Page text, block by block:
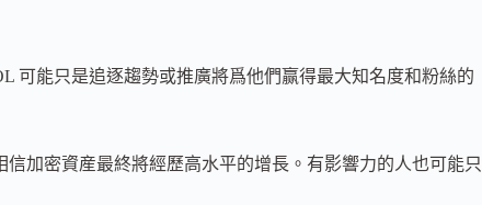
可能只是追逐趨勢或推廣將爲他們赢得最大知名度和粉絲的
加密資産最終將經歷高水平的增長。有影響力的人也可能只